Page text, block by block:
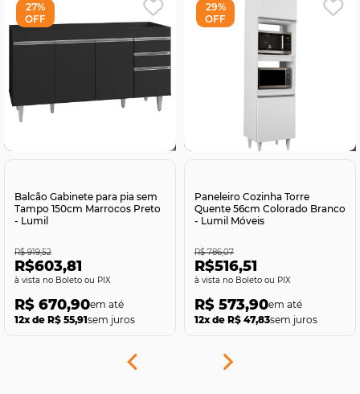
27%
OFF
Balcão Gabinete para pia sem
Tampo 150cm Marrocos Preto
- Lumil
R$603,81
no Boleto ou PIX
R$ 919,52
R$ 670,90
12x de R$ 55,91sem juros
29%
OFF
Paneleiro Cozinha Torre
Quente 56cm Colorado Branco
- Lumil Móveis
R$516,51
no Boleto ou PIX
R$ 786,07
R$ 573,90
12x de R$ 47,83sem juros